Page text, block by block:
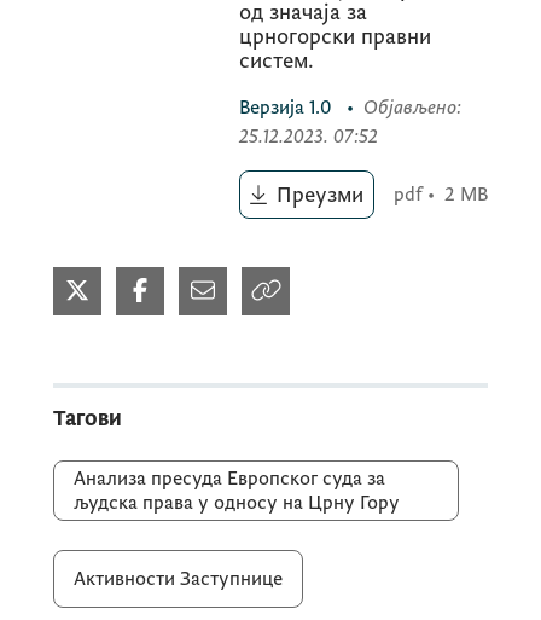
од значаја за
црногорски правни
систем.
Верзија 1.0 • Објављено:
25.12.2023. 07:52
Преузми pdf • 2 MB
Тагови
Анализа пресуда Европског суда за
људска права у односу на Црну Гору
Активности Заступнице